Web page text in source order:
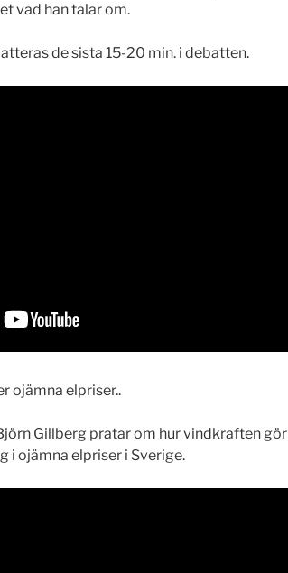
vad han talar om.
de sista 15-20 min. i debatten.
ojämna elpriser..
Gillberg pratar om hur vindkraften gör
i ojämna elpriser i Sverige.